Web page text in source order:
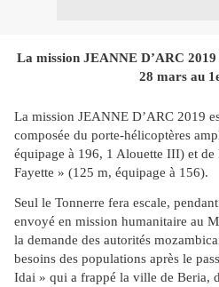
La mission JEANNE D’ARC 2019
28 mars au
La mission JEANNE D’ARC 2019
composée du porte-hélicoptères
équipage à 196, 1 Alouette III) et
Fayette » (125 m, équipage à 156).
Seul le Tonnerre fera escale,
envoyé en mission humanitaire au
la demande des autorités
besoins des populations après le
Idai » qui a frappé la ville de Beria,